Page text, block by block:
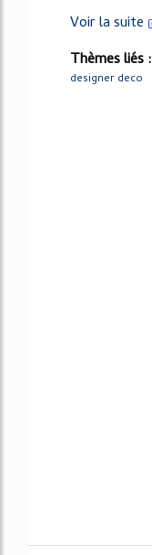
Voir la suite
Thèmes liés :
designer deco